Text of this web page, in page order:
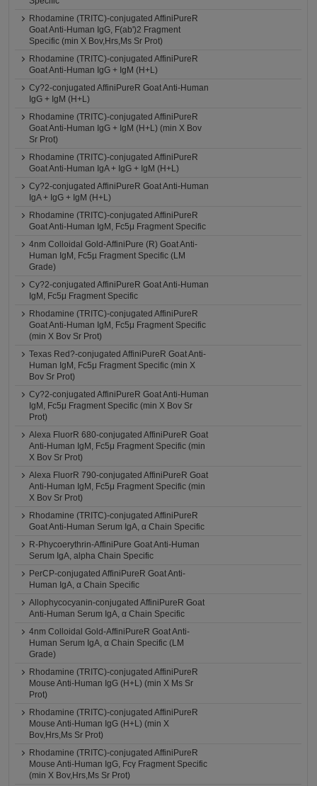
Rhodamine (TRITC)-conjugated AffiniPureR
Goat Anti-Human IgG, F(ab')2 Fragment
Specific (min X Bov,Hrs,Ms Sr Prot)
Rhodamine (TRITC)-conjugated AffiniPureR
Goat Anti-Human IgG + IgM (H+L)
Cy?2-conjugated AffiniPureR Goat Anti-Human
IgG + IgM (H+L)
Rhodamine (TRITC)-conjugated AffiniPureR
Goat Anti-Human IgG + IgM (H+L) (min X Bov
Sr Prot)
Rhodamine (TRITC)-conjugated AffiniPureR
Goat Anti-Human IgA + IgG + IgM (H+L)
Cy?2-conjugated AffiniPureR Goat Anti-Human
IgA + IgG + IgM (H+L)
Rhodamine (TRITC)-conjugated AffiniPureR
Goat Anti-Human IgM, Fc5μ Fragment Specific
4nm Colloidal Gold-AffiniPure (R) Goat Anti-
Human IgM, Fc5µ Fragment Specific (LM
Grade)
Cy?2-conjugated AffiniPureR Goat Anti-Human
IgM, Fc5μ Fragment Specific
Rhodamine (TRITC)-conjugated AffiniPureR
Goat Anti-Human IgM, Fc5μ Fragment Specific
(min X Bov Sr Prot)
Texas Red?-conjugated AffiniPureR Goat Anti-
Human IgM, Fc5μ Fragment Specific (min X
Bov Sr Prot)
Cy?2-conjugated AffiniPureR Goat Anti-Human
IgM, Fc5μ Fragment Specific (min X Bov Sr
Prot)
Alexa FluorR 680-conjugated AffiniPureR Goat
Anti-Human IgM, Fc5μ Fragment Specific (min
X Bov Sr Prot)
Alexa FluorR 790-conjugated AffiniPureR Goat
Anti-Human IgM, Fc5μ Fragment Specific (min
X Bov Sr Prot)
Rhodamine (TRITC)-conjugated AffiniPureR
Goat Anti-Human Serum IgA, α Chain Specific
R-Phycoerythrin-AffiniPure Goat Anti-Human
Serum IgA, alpha Chain Specific
PerCP-conjugated AffiniPureR Goat Anti-
Human IgA, α Chain Specific
Allophycocyanin-conjugated AffiniPureR Goat
Anti-Human Serum IgA, α Chain Specific
4nm Colloidal Gold-AffiniPureR Goat Anti-
Human Serum IgA, α Chain Specific (LM
Grade)
Rhodamine (TRITC)-conjugated AffiniPureR
Mouse Anti-Human IgG (H+L) (min X Ms Sr
Prot)
Rhodamine (TRITC)-conjugated AffiniPureR
Mouse Anti-Human IgG (H+L) (min X
Bov,Hrs,Ms Sr Prot)
Rhodamine (TRITC)-conjugated AffiniPureR
Mouse Anti-Human IgG, Fcγ Fragment Specific
(min X Bov,Hrs,Ms Sr Prot)